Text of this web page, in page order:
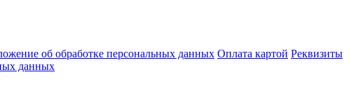
об обработке персональных данных Оплата картой Реквизиты
данных